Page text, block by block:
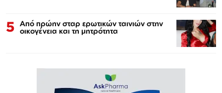
5 Από πρώην σταρ ερωτικών ταινιών στην
οικογένεια και τη μητρότητα